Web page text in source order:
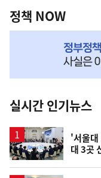
책
NOW,
뉴
스
정책 NOW
실시간 인기뉴스
'서울
대 3곳